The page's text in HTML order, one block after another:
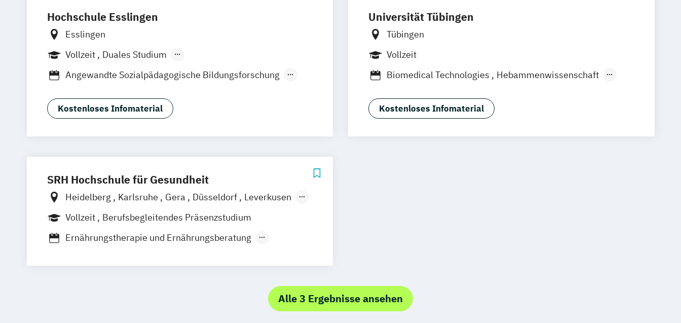
Hochschule Esslingen
Esslingen
Vollzeit
Duales Studium
Berufsbegleitendes Präsenzstudium
Angewandte Sozialpädagogische Bildungsforschung
Pflege und Gesundheit
Pflegewissenschaft
Soziale Arbeit
Kostenloses Infomaterial
Universität Tübingen
Tübingen
Vollzeit
Biomedical Technologies
Hebammenwissenschaft
Medizin
Medizinische Strahlenwissenschaften
Medizintechnik Pflege Population-Based Medicine
Kostenloses Infomaterial
SRH Hochschule für Gesundheit
Heidelberg Karlsruhe Gera Düsseldorf
Leverkusen
Bonn
Stuttgart Hamburg Bamberg Fürth
Deutschlandweit
Leipzig
Vollzeit
Berufsbegleitendes Präsenzstudium
Ernährungstherapie und Ernährungsberatung
Logopädie (ausbildungsintegrierend)
Alle 3 Ergebnisse ansehen